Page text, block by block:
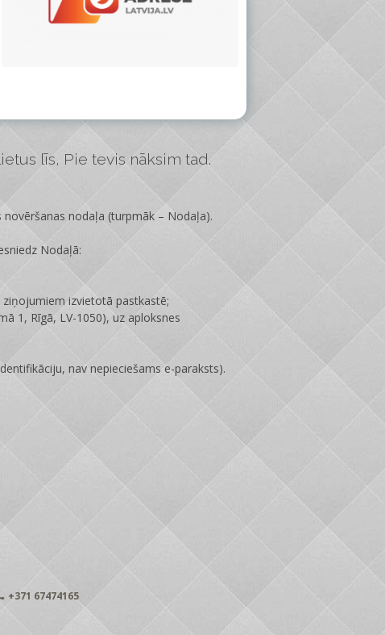
līs, Pie tevis nāksim tad.
novēršanas nodaļa (turpmāk – Nodaļa).
Nodaļā:
izvietotā pastkastē;
1, Rīgā, LV-1050), uz aploksnes
nav nepieciešams e-paraksts).
+371 67474165